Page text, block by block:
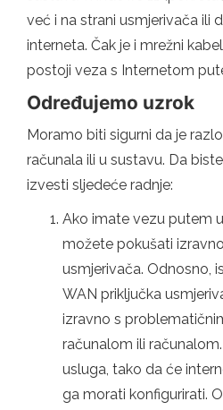
već i na strani usmjerivača ili
interneta. Čak je i mrežni
postoji veza s Internetom
Određujemo uzrok
Moramo biti sigurni da je
računala ili u sustavu. Da
izvesti sljedeće radnje:
Ako imate vezu putem
možete pokušati
usmjerivača. Odnosno,
WAN priključka
izravno s
računalom ili
usluga, tako da će
ga morati konfigurirati.